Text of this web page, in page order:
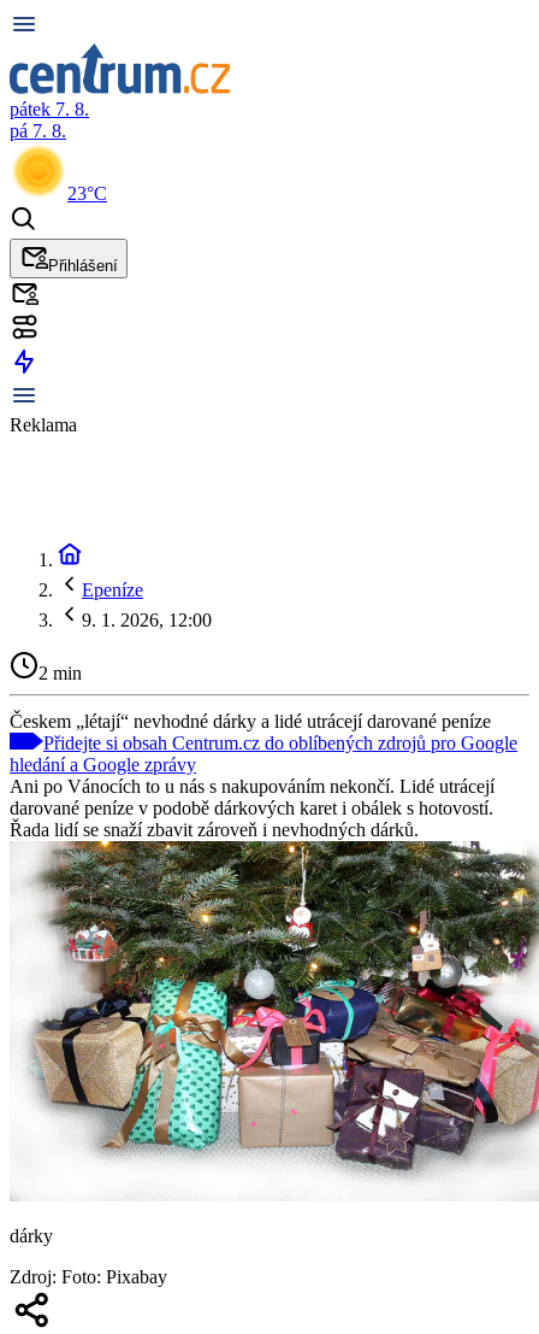
pátek 7. 8.
pá 7. 8.
23°C
Přihlášení
Reklama
Epeníze
9. 1. 2026, 12:00
2 min
Českem „létají“ nevhodné dárky a lidé utrácejí darované peníze
Přidejte si obsah Centrum.cz do oblíbených zdrojů pro Google
hledání a Google zprávy
Ani po Vánocích to u nás s nakupováním nekončí. Lidé utrácejí
darované peníze v podobě dárkových karet i obálek s hotovostí.
Řada lidí se snaží zbavit zároveň i nevhodných dárků.
dárky
Zdroj: Foto: Pixabay